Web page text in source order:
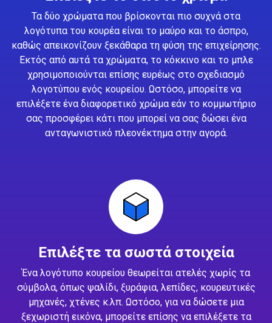
Τα δύο χρώματα που βρίσκονται πιο συχνά στα
λογότυπα του κουρέα είναι το μαύρο και το άσπρο,
καθώς απεικονίζουν ξεκάθαρα τη φύση της επιχείρησης.
Εκτός από αυτά τα χρώματα, το κόκκινο και το μπλε
χρησιμοποιούνται επίσης ευρέως στο σχεδιασμό
λογοτύπου ενός κουρείου. Ωστόσο, μπορείτε να
επιλέξετε ένα διαφορετικό χρώμα εάν το κομμωτήριο
σας προσφέρει κάτι που μπορεί να σας δώσει ένα
ανταγωνιστικό πλεονέκτημα στην αγορά.
Επιλέξτε τα σωστά στοιχεία
Ένα λογότυπο κουρείου θεωρείται ατελές χωρίς τα
σύμβολα, όπως ψαλίδι, ξυράφια, λεπίδες, κουρευτικές
μηχανές, χτένες κ.λπ. Ωστόσο, για να δώσετε μια
ξεχωριστή εικόνα, μπορείτε επίσης να επιλέξετε τα